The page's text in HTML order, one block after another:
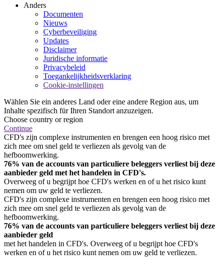
Anders
Documenten
Nieuws
Cyberbeveiliging
Updates
Disclaimer
Juridische informatie
Privacybeleid
Toegankelijkheidsverklaring
Cookie-instellingen
Wählen Sie ein anderes Land oder eine andere Region aus, um
Inhalte spezifisch für Ihren Standort anzuzeigen.
Choose country or region
Continue
CFD's zijn complexe instrumenten en brengen een hoog risico met
zich mee om snel geld te verliezen als gevolg van de
hefboomwerking.
76% van de accounts van particuliere beleggers verliest bij deze
aanbieder geld met het handelen in CFD's.
Overweeg of u begrijpt hoe CFD's werken en of u het risico kunt
nemen om uw geld te verliezen.
CFD's zijn complexe instrumenten en brengen een hoog risico met
zich mee om snel geld te verliezen als gevolg van de
hefboomwerking.
76% van de accounts van particuliere beleggers verliest bij deze
aanbieder geld
met het handelen in CFD's. Overweeg of u begrijpt hoe CFD's
werken en of u het risico kunt nemen om uw geld te verliezen.